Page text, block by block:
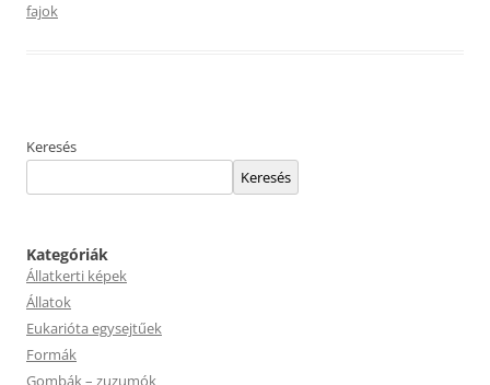
fajok
Keresés
Keresés
Kategóriák
Állatkerti képek
Állatok
Eukarióta egysejtűek
Formák
Gombák – zuzumók